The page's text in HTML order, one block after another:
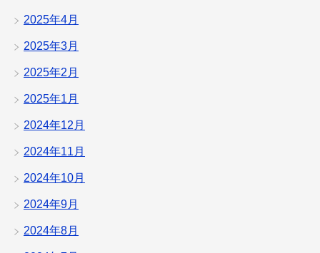
2025年4月
2025年3月
2025年2月
2025年1月
2024年12月
2024年11月
2024年10月
2024年9月
2024年8月